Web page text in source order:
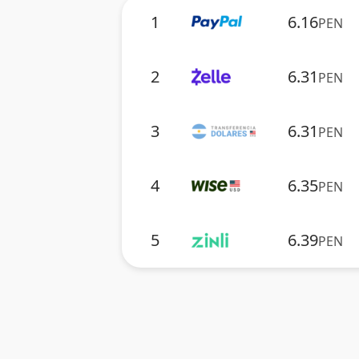
1 6.16PEN
2 6.31 PEN
3 6.31 PEN
4 6.35PEN
5 6.39PEN